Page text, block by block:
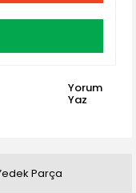
Parça
Yorum
Yaz